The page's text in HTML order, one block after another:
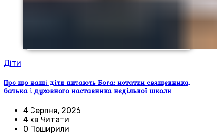
Діти
Про що наші діти питають Бога: нотатки священника,
батька і духовного наставника недільної школи
4 Серпня, 2026
4 хв Читати
0 Поширили